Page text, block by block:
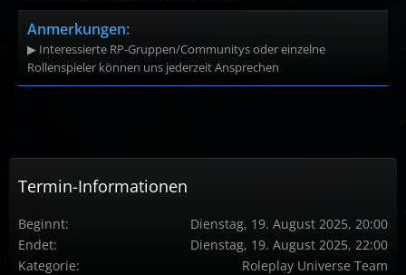
Anmerkungen:
▶ Interessierte RP-Gruppen/Communitys oder einzelne
Rollenspieler können uns jederzeit Ansprechen
Termin-Informationen
Beginnt
Dienstag, 19. August 2025, 20:00
Endet
Dienstag, 19. August 2025, 22:00
Kategorie
Roleplay Universe Team